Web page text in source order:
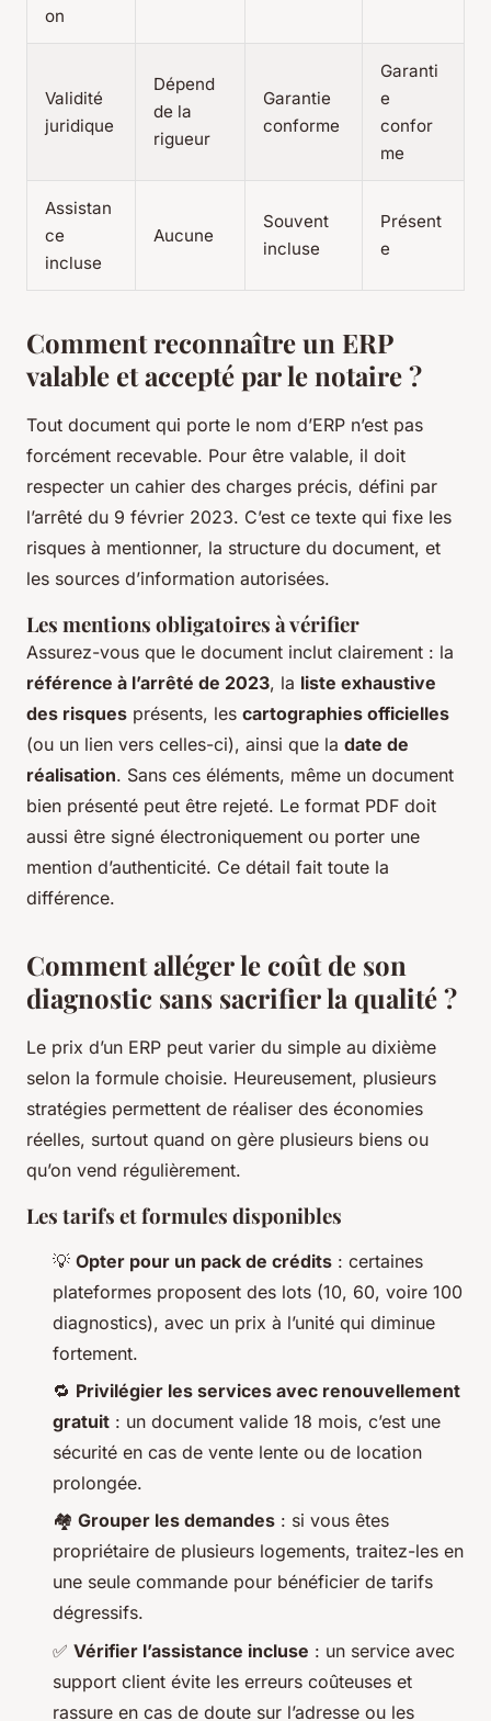
on
Validité
juridique
Dépend
de la
rigueur
Garantie
conforme
Garanti
e
confor
me
Assistan
ce
incluse
Aucune
Souvent
incluse
Présent
e
Comment reconnaître un ERP
valable et accepté par le notaire ?
Tout document qui porte le nom d’ERP n’est pas
forcément recevable. Pour être valable, il doit
respecter un cahier des charges précis, défini par
l’arrêté du 9 février 2023. C’est ce texte qui fixe les
risques à mentionner, la structure du document, et
les sources d’information autorisées.
Les mentions obligatoires à vérifier
Assurez-vous que le document inclut clairement : la
référence à l’arrêté de 2023, la liste exhaustive
des risques présents, les cartographies officielles
(ou un lien vers celles-ci), ainsi que la date de
réalisation. Sans ces éléments, même un document
bien présenté peut être rejeté. Le format PDF doit
aussi être signé électroniquement ou porter une
mention d’authenticité. Ce détail fait toute la
différence.
Comment alléger le coût de son
diagnostic sans sacrifier la qualité ?
Le prix d’un ERP peut varier du simple au dixième
selon la formule choisie. Heureusement, plusieurs
stratégies permettent de réaliser des économies
réelles, surtout quand on gère plusieurs biens ou
qu’on vend régulièrement.
Les tarifs et formules disponibles
💡 Opter pour un pack de crédits : certaines
plateformes proposent des lots (10, 60, voire 100
diagnostics), avec un prix à l’unité qui diminue
fortement.
🔁 Privilégier les services avec renouvellement
gratuit : un document valide 18 mois, c’est une
sécurité en cas de vente lente ou de location
prolongée.
🏘️ Grouper les demandes : si vous êtes
propriétaire de plusieurs logements, traitez-les en
une seule commande pour bénéficier de tarifs
dégressifs.
✅ Vérifier l’assistance incluse : un service avec
support client évite les erreurs coûteuses et
rassure en cas de doute sur l’adresse ou les